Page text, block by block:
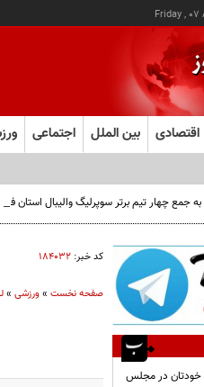
Friday , 07
اقتصادی بین الملل اجتماعی
به جمع چهار تیم برتر سوپرلیگ والیبال استان
کد خبر: ۱۸۴۰۳۲
صفحه نخست»ورزشی»
خودتان در مجلس